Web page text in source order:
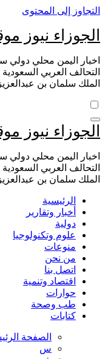
التجاوز إلى المحتوى
الجوزاء نيوز
اخبار اليمن محلي دولي
التحالف العربي
الملك سلمان بن عبدالعزيز
الجوزاء نيوز
اخبار اليمن محلي دولي
التحالف العربي
الملك سلمان بن عبدالعزيز
الرئيسية
أخبار وتقارير
دولية
علوم وتكنولوجيا
منوعات
من نحن
اتصل بنا
اقتصاد وتنمية
حوارات
طب وصحة
كتابات
الصفحة
س